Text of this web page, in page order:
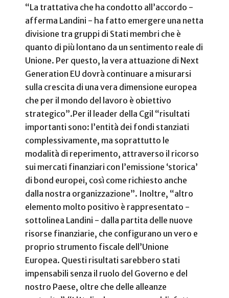
“La trattativa che ha condotto all’accordo -
afferma Landini - ha fatto emergere una netta
divisione tra gruppi di Stati membri che è
quanto di più lontano da un sentimento reale di
Unione. Per questo, la vera attuazione di Next
Generation EU dovrà continuare a misurarsi
sulla crescita di una vera dimensione europea
che per il mondo del lavoro è obiettivo
strategico”.Per il leader della Cgil “risultati
importanti sono: l’entità dei fondi stanziati
complessivamente, ma soprattutto le
modalità di reperimento, attraverso il ricorso
sui mercati finanziari con l’emissione ‘storica’
di bond europei, così come richiesto anche
dalla nostra organizzazione”. Inoltre, “altro
elemento molto positivo è rappresentato -
sottolinea Landini - dalla partita delle nuove
risorse finanziarie, che configurano un vero e
proprio strumento fiscale dell’Unione
Europea. Questi risultati sarebbero stati
impensabili senza il ruolo del Governo e del
nostro Paese, oltre che delle alleanze